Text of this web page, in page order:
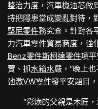
整治力度，汽車機油芯做
持把隱患當成變亂對待，
堅尼零件務究查。針對各
力汽車零件貿易商度，強
Benz零件斯柯達零件項
實、抓水箱水嚴，“晚上
弛激VW零件發平安題目
“彩煥的父親是木匠